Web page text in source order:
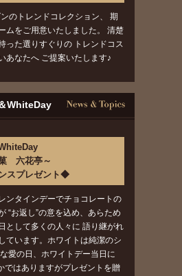
のトレンドコレクション、 期
ムをご用意いたしました。 清楚
った選りすぐりの トレンドコス
あなたへ ご提案いたします♪
WhiteDay
六花亭～
スプレゼント◆
ンタインデーでチョコレートの
“お返し”の意を込め、あらため
として多くの人々に 語り継がれ
ています。ホワイトは純潔のシ
愛の日、ホワイトデー当日に
ではありますがプレゼントを贈